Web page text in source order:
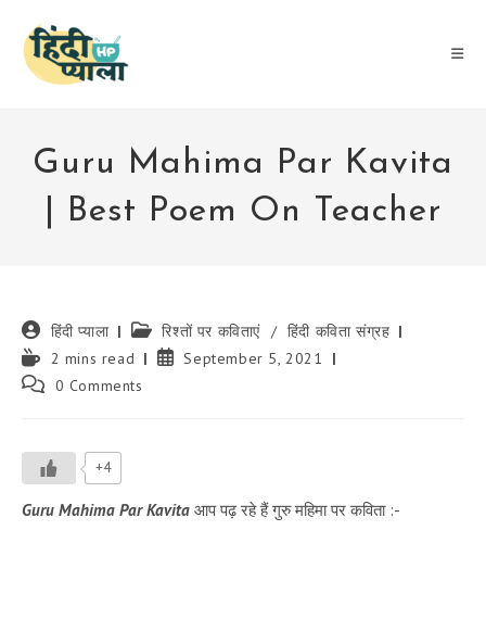
content
Guru Mahima Par Kavita
| Best Poem On Teacher
Post
author:
हिंदी प्याला
Post
category:
रिश्तों पर कविताएं / हिंदी कविता संग्रह
Reading
time:
2 mins read
PostSeptember 5, 2021
Post 0 Comments
+4
Guru Mahima Par Kavita आप पढ़ रहे हैं गुरु महिमा पर कविता :-